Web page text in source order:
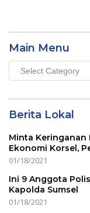
Main Menu
Main
Menu
Berita Lokal
Minta Keringanan
Ekonomi Korsel,
01/18/2021
Ini 9 Anggota
Kapolda Sumsel
01/18/2021